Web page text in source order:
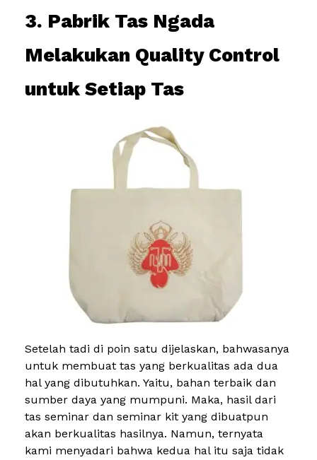
3. Pabrik Tas Ngada
Melakukan Quality Control
untuk Setiap Tas
Setelah tadi di poin satu dijelaskan, bahwasanya
untuk membuat tas yang berkualitas ada dua
hal yang dibutuhkan. Yaitu, bahan terbaik dan
sumber daya yang mumpuni. Maka, hasil dari
tas seminar dan seminar kit yang dibuatpun
akan berkualitas hasilnya. Namun, ternyata
kami menyadari bahwa kedua hal itu saja tidak